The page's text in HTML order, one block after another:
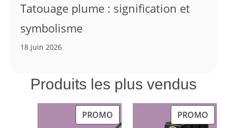
Tatouage plume : signification et
symbolisme
18 juin 2026
Produits les plus vendus
PROMOPRODUIT
PROMO